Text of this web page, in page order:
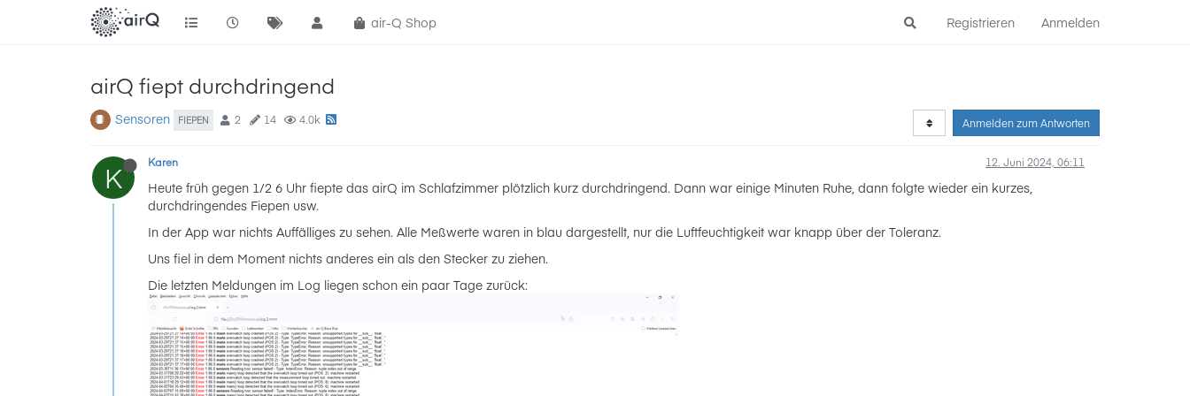
Registrieren Anmelden
air-Q Shop
airQ fiept durchdringend
Sensoren FIEPEN 2 14 4.0k Anmelden zum Antworten
K Karen 12. Juni 2024, 06:11
Heute früh gegen 1/2 6 Uhr fiepte das airQ im Schlafzimmer plötzlich kurz durchdringend. Dann war einige Minuten Ruhe, dann folgte wieder ein kurzes,
durchdringendes Fiepen usw.
In der App war nichts Auffälliges zu sehen. Alle Meßwerte waren in blau dargestellt, nur die Luftfeuchtigkeit war knapp über der Toleranz.
Uns fiel in dem Moment nichts anderes ein als den Stecker zu ziehen.
Die letzten Meldungen im Log liegen schon ein paar Tage zurück: